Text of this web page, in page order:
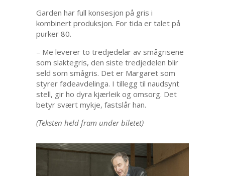
Garden har full konsesjon på gris i
kombinert produksjon. For tida er talet på
purker 80.
– Me leverer to tredjedelar av smågrisene
som slaktegris, den siste tredjedelen blir
seld som smågris. Det er Margaret som
styrer fødeavdelinga. I tillegg til naudsynt
stell, gir ho dyra kjærleik og omsorg. Det
betyr svært mykje, fastslår han.
(Teksten held fram under biletet)